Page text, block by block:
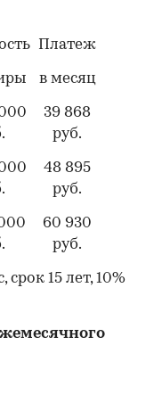
Платеж
в месяц
39 868
руб.
48 895
руб.
60 930
руб.
15 лет, 10%